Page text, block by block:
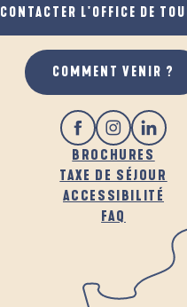
GASTRONOMIE
BROCHURES
TAXE DE SÉJOUR
ACCESSIBILITÉ
FAQ
CONTACTER L'OFFICE DE
COMMENT VENIR ?